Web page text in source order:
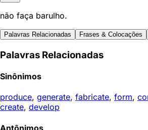
não faça barulho.
Palavras Relacionadas Frases & Colocações
Palavras Relacionadas
Sinônimos
produce, generate, fabricate, form,
create, develop
Antônimos